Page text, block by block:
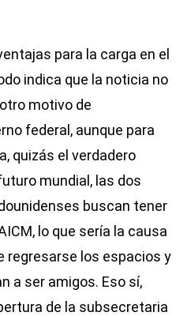
para la carga en el
indica que la noticia no
motivo de
federal, aunque para
quizás el verdadero
mundial, las dos
buscan tener
lo que sería la causa
regresarse los espacios y
a ser amigos. Eso sí,
de la subsecretaria